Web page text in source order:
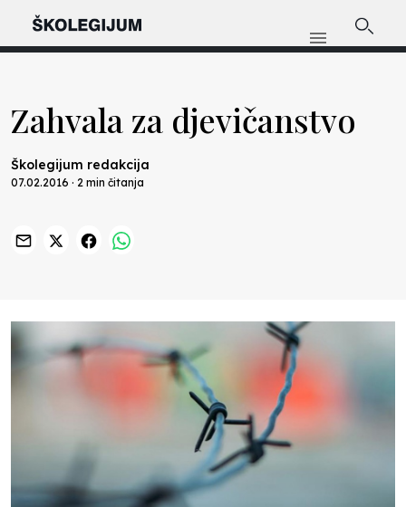
Zahvala za djevičanstvo
Školegijum redakcija
07.02.2016 · 2 min čitanja